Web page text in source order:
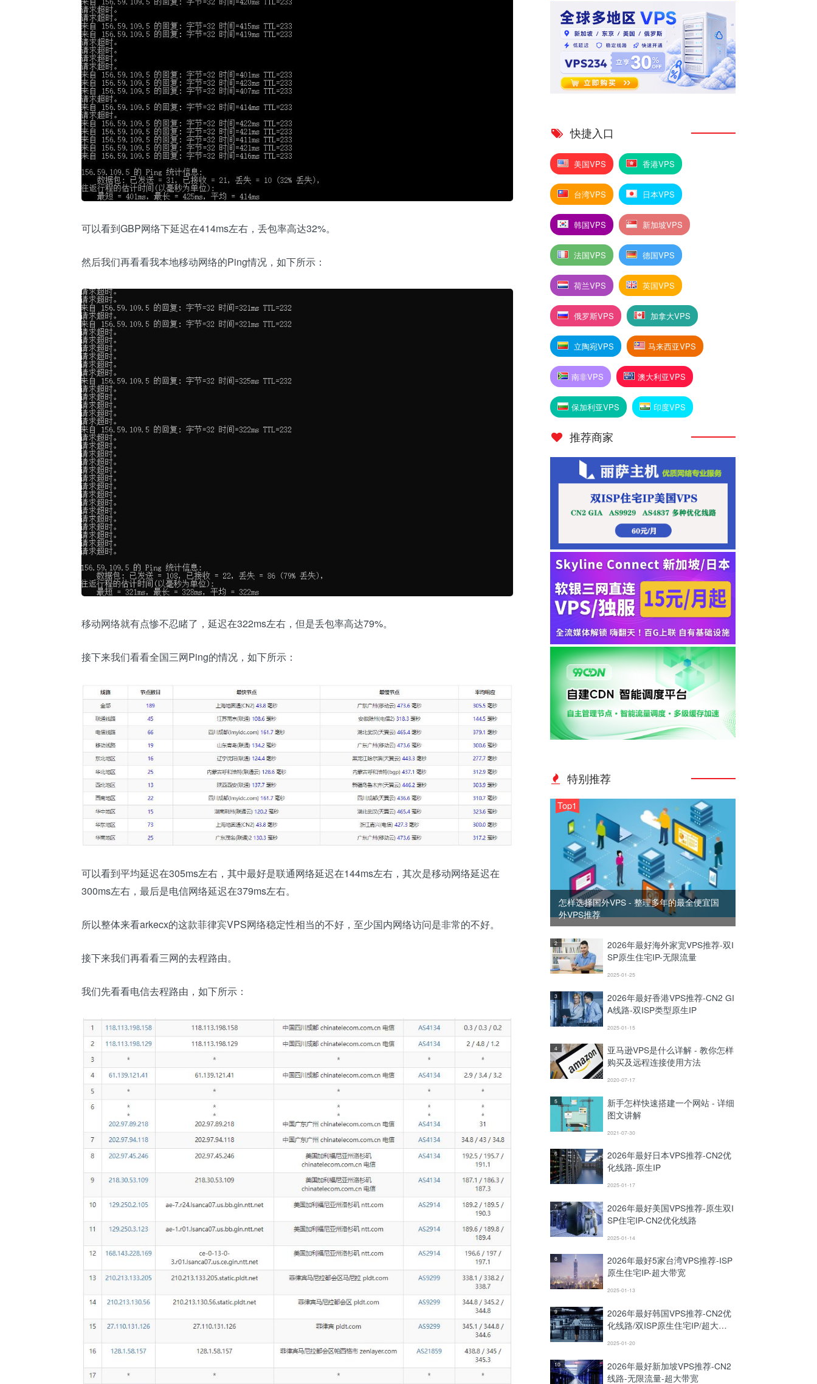
可以看到GBP网络下延迟在414ms左右，丢包率高达32%。
然后我们再看看我本地移动网络的Ping情况，如下所示：
移动网络就有点惨不忍睹了，延迟在322ms左右，但是丢包率高达79%。
接下来我们看看全国三网Ping的情况，如下所示：
可以看到平均延迟在305ms左右，其中最好是联通网络延迟在144ms左右，其次是移动网络延迟在
300ms左右，最后是电信网络延迟在379ms左右。
所以整体来看arkecx的这款菲律宾VPS网络稳定性相当的不好，至少国内网络访问是非常的不好。
接下来我们再看看三网的去程路由。
我们先看看电信去程路由，如下所示：
快捷入口
美国VPS 香港VPS
台湾VPS 日本VPS
韩国VPS 新加坡VPS
法国VPS 德国VPS
荷兰VPS 英国VPS
俄罗斯VPS 加拿大VPS
立陶宛VPS 马来西亚VPS
南非VPS 澳大利亚VPS
保加利亚VPS 印度VPS
推荐商家
特别推荐
Top1
怎样选择国外VPS - 整理多年的最全便宜国
外VPS推荐
2
2026年最好海外家宽VPS推荐-双I
SP原生住宅IP-无限流量
2025-01-25
3
2026年最好香港VPS推荐-CN2 GI
A线路-双ISP类型原生IP
2025-01-15
4
亚马逊VPS是什么详解 - 教你怎样
购买及远程连接使用方法
2020-07-17
5
新手怎样快速搭建一个网站 - 详细
图文讲解
2021-07-30
6
2026年最好日本VPS推荐-CN2优
化线路-原生IP
2025-01-17
7
2026年最好美国VPS推荐-原生双I
SP住宅IP-CN2优化线路
2025-01-14
8
2026年最好5家台湾VPS推荐-ISP
原生住宅IP-超大带宽
2025-01-13
9
2026年最好韩国VPS推荐-CN2优
化线路/双ISP原生住宅IP/超大带
2025-01-20
10
2026年最好新加坡VPS推荐-CN2
线路-无限流量-超大带宽